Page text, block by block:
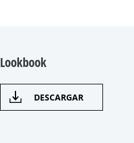
Lookbook
DESCARGAR